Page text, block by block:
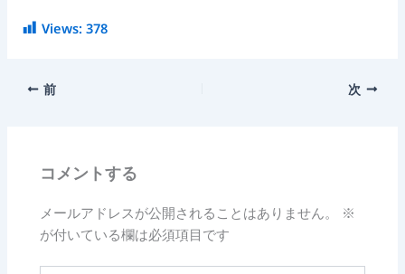
Views: 378
前 次
コメントする
メールアドレスが公開されることはありません。
※
が付いている欄は必須項目です